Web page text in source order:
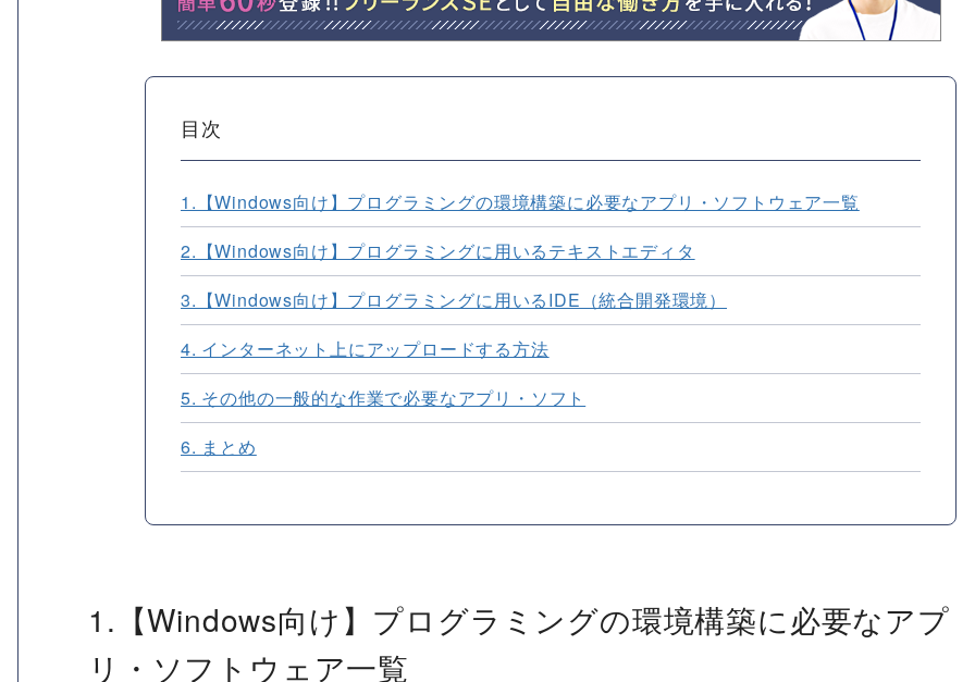
目次
1.【Windows向け】プログラミングの環境構築に必要なアプリ・ソフトウェア一覧
2.【Windows向け】プログラミングに用いるテキストエディタ
3.【Windows向け】プログラミングに用いるIDE（統合開発環境）
4. インターネット上にアップロードする方法
5. その他の一般的な作業で必要なアプリ・ソフト
6. まとめ
1.【Windows向け】プログラミングの環境構築に必要なアプ
リ・ソフトウェア一覧